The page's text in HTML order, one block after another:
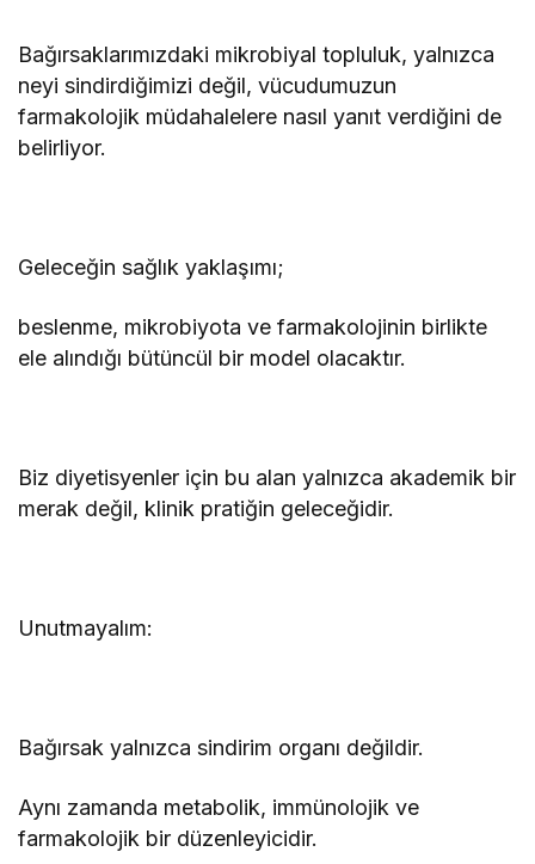
Bağırsaklarımızdaki mikrobiyal topluluk, yalnızca
neyi sindirdiğimizi değil, vücudumuzun
farmakolojik müdahalelere nasıl yanıt verdiğini de
belirliyor.
Geleceğin sağlık yaklaşımı;
beslenme, mikrobiyota ve farmakolojinin birlikte
ele alındığı bütüncül bir model olacaktır.
Biz diyetisyenler için bu alan yalnızca akademik bir
merak değil, klinik pratiğin geleceğidir.
Unutmayalım:
Bağırsak yalnızca sindirim organı değildir.
Aynı zamanda metabolik, immünolojik ve
farmakolojik bir düzenleyicidir.